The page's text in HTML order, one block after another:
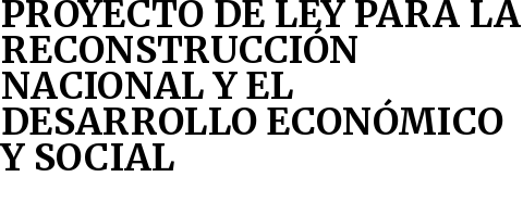
PROYECTO DE LEY PARA LA
RECONSTRUCCIÓN
NACIONAL Y EL
DESARROLLO ECONÓMICO
Y SOCIAL